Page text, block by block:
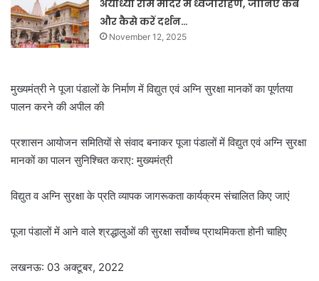
अयोध्या राम मंदिर में ध्वजारोहण, जानिए कब
और कैसे करें दर्शन…
November 12, 2025
मुख्यमंत्री ने पूजा पंडालों के निर्माण में विद्युत एवं अग्नि सुरक्षा मानकों का पूर्णतया
पालन करने की अपील की
प्रशासन आयोजन समितियों से संवाद बनाकर पूजा पंडालों में विद्युत एवं अग्नि सुरक्षा
मानकों का पालन सुनिश्चित कराए: मुख्यमंत्री
विद्युत व अग्नि सुरक्षा के प्रति व्यापक जागरूकता कार्यक्रम संचालित किए जाएं
पूजा पंडालों में आने वाले श्रद्धालुओं की सुरक्षा सर्वोच्च प्राथमिकता होनी चाहिए
लखनऊ: 03 अक्टूबर, 2022